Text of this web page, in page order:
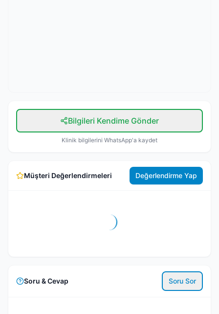
Bilgileri Kendime Gönder
Klinik bilgilerini WhatsApp'a kaydet
Müşteri Değerlendirmeleri Değerlendirme Yap
Soru & Cevap Soru Sor